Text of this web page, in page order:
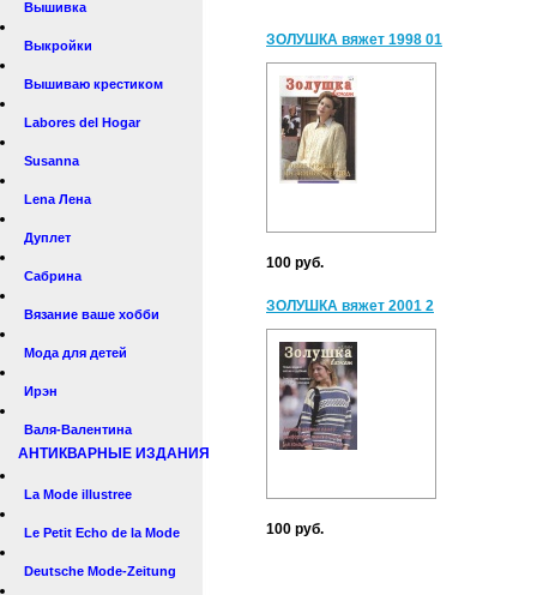
Вышивка
Выкройки
Вышиваю крестиком
Labores del Hogar
Susanna
Lena Лена
Дуплет
Сабрина
Вязание ваше хобби
Мода для детей
Ирэн
Валя-Валентина
АНТИКВАРНЫЕ ИЗДАНИЯ
La Mode illustree
Le Petit Echo de la Mode
Deutsche Mode-Zeitung
ЗОЛУШКА вяжет 1998 01
100 руб.
ЗОЛУШКА вяжет 2001 2
100 руб.